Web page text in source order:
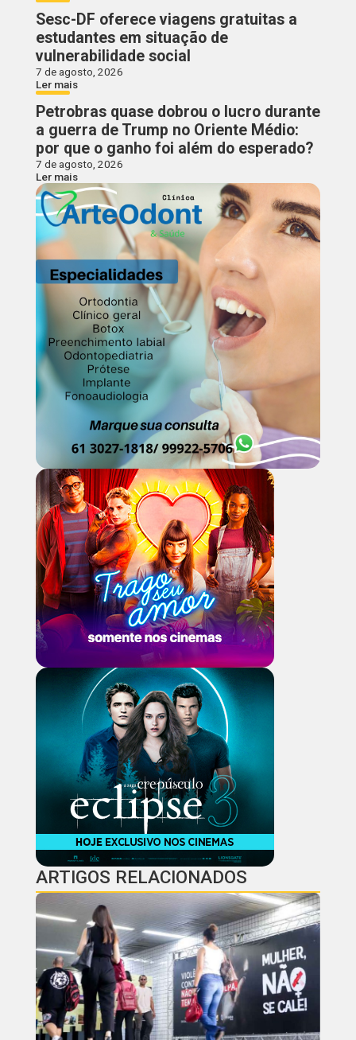
Sesc-DF oferece viagens gratuitas a
estudantes em situação de
vulnerabilidade social
7 de agosto, 2026
Ler mais
Petrobras quase dobrou o lucro durante
a guerra de Trump no Oriente Médio:
por que o ganho foi além do esperado?
7 de agosto, 2026
Ler mais
ARTIGOS RELACIONADOS